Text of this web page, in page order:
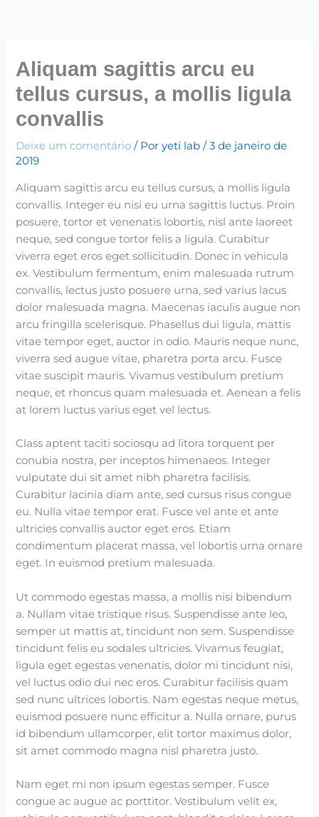
conteúdo
Aliquam sagittis arcu eu
tellus cursus, a mollis ligula
convallis
Deixe um comentário / Poryeti lab/3 de janeiro de
2019
Aliquam sagittis arcu eu tellus cursus, a mollis ligula
convallis. Integer eu nisi eu urna sagittis luctus. Proin
posuere, tortor et venenatis lobortis, nisl ante laoreet
neque, sed congue tortor felis a ligula. Curabitur
viverra eget eros eget sollicitudin. Donec in vehicula
ex. Vestibulum fermentum, enim malesuada rutrum
convallis, lectus justo posuere urna, sed varius lacus
dolor malesuada magna. Maecenas iaculis augue non
arcu fringilla scelerisque. Phasellus dui ligula, mattis
vitae tempor eget, auctor in odio. Mauris neque nunc,
viverra sed augue vitae, pharetra porta arcu. Fusce
vitae suscipit mauris. Vivamus vestibulum pretium
neque, et rhoncus quam malesuada et. Aenean a felis
at lorem luctus varius eget vel lectus.
Class aptent taciti sociosqu ad litora torquent per
conubia nostra, per inceptos himenaeos. Integer
vulputate dui sit amet nibh pharetra facilisis.
Curabitur lacinia diam ante, sed cursus risus congue
eu. Nulla vitae tempor erat. Fusce vel ante et ante
ultricies convallis auctor eget eros. Etiam
condimentum placerat massa, vel lobortis urna ornare
eget. In euismod pretium malesuada.
Ut commodo egestas massa, a mollis nisi bibendum
a. Nullam vitae tristique risus. Suspendisse ante leo,
semper ut mattis at, tincidunt non sem. Suspendisse
tincidunt felis eu sodales ultricies. Vivamus feugiat,
ligula eget egestas venenatis, dolor mi tincidunt nisi,
vel luctus odio dui nec eros. Curabitur facilisis quam
sed nunc ultrices lobortis. Nam egestas neque metus,
euismod posuere nunc efficitur a. Nulla ornare, purus
id bibendum ullamcorper, elit tortor maximus dolor,
sit amet commodo magna nisl pharetra justo.
Nam eget mi non ipsum egestas semper. Fusce
congue ac augue ac porttitor. Vestibulum velit ex,